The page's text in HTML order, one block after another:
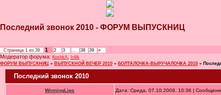
Последний звонок 2010 - ФОРУМ ВЫПУСКНИЦ
Страница 1 из 39 1 2 3 … 38 39 »
Модератор форума: КoshkA,
Ir4ik
ФОРУМ ВЫПУСКНИЦ » ВЫПУСКНОЙ ВЕЧЕР 2010 » БОЛТАЛОЧКА-ВЫРУЧАЛОЧКА 2010 »
Последний звонок 2010
WinningLips Дата: Среда, 07.10.2009, 10:36 |